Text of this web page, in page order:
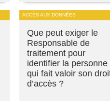
ACCÈS AUX DONNÉES
Que peut exiger le
Responsable de
traitement pour
identifier la personne
qui fait valoir son
d’accès ?